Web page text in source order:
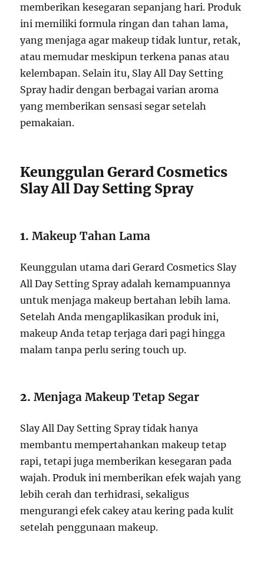
memberikan kesegaran sepanjang hari. Produk
ini memiliki formula ringan dan tahan lama,
yang menjaga agar makeup tidak luntur, retak,
atau memudar meskipun terkena panas atau
kelembapan. Selain itu, Slay All Day Setting
Spray hadir dengan berbagai varian aroma
yang memberikan sensasi segar setelah
pemakaian.
Keunggulan Gerard Cosmetics
Slay All Day Setting Spray
1.Makeup Tahan Lama
Keunggulan utama dari Gerard Cosmetics Slay
All Day Setting Spray adalah kemampuannya
untuk menjaga makeup bertahan lebih lama.
Setelah Anda mengaplikasikan produk ini,
makeup Anda tetap terjaga dari pagi hingga
malam tanpa perlu sering touch up.
2.Menjaga Makeup Tetap Segar
Slay All Day Setting Spray tidak hanya
membantu mempertahankan makeup tetap
rapi, tetapi juga memberikan kesegaran pada
wajah. Produk ini memberikan efek wajah yang
lebih cerah dan terhidrasi, sekaligus
mengurangi efek cakey atau kering pada kulit
setelah penggunaan makeup.